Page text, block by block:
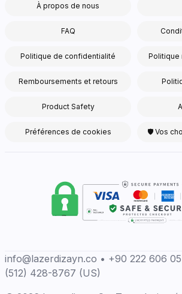
À propos de nous
FAQ
Politique de confidentialité Politique
Remboursements et retours
Product Safety
Préférences de cookies 🛡 Vos
info@lazerdizayn.co • +90 222 606
(512) 428-8767 (US)